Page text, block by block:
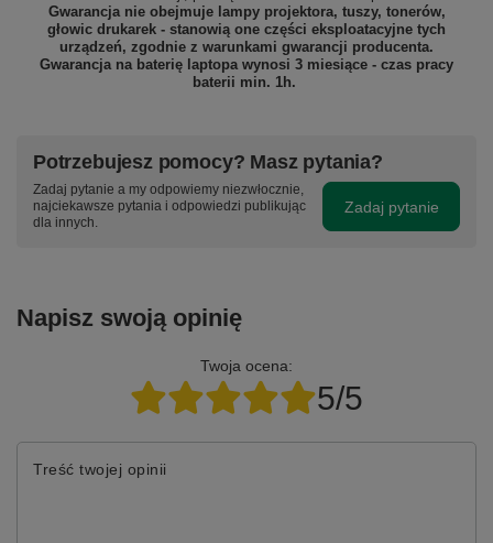
Gwarancja nie obejmuje lampy projektora, tuszy, tonerów,
głowic drukarek - stanowią one części eksploatacyjne tych
urządzeń, zgodnie z warunkami gwarancji producenta.
Gwarancja na baterię laptopa wynosi 3 miesiące - czas pracy
baterii min. 1h.
Potrzebujesz pomocy? Masz pytania?
Zadaj pytanie a my odpowiemy niezwłocznie,
najciekawsze pytania i odpowiedzi publikując
dla innych.
Zadaj pytanie
Napisz swoją opinię
Twoja ocena:
5/5
Treść twojej opinii